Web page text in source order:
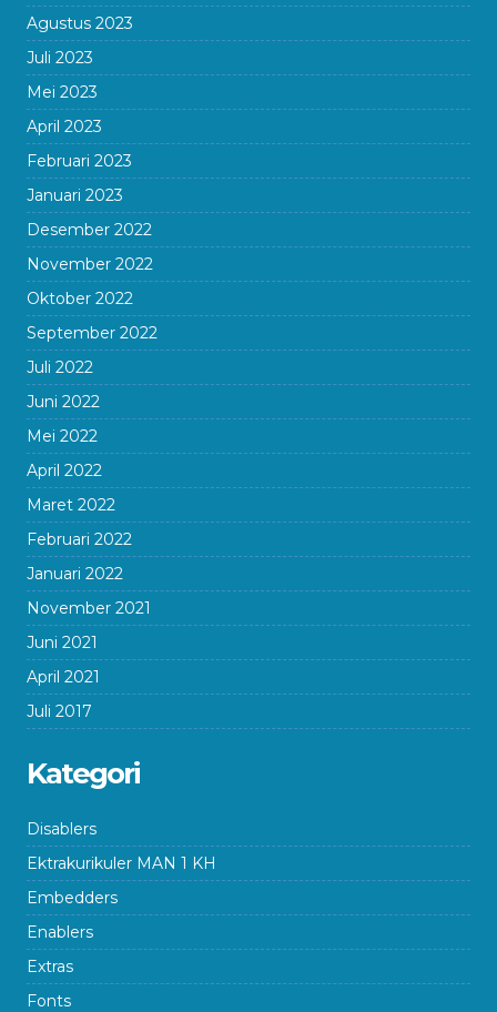
Agustus 2023
Juli 2023
Mei 2023
April 2023
Februari 2023
Januari 2023
Desember 2022
November 2022
Oktober 2022
September 2022
Juli 2022
Juni 2022
Mei 2022
April 2022
Maret 2022
Februari 2022
Januari 2022
November 2021
Juni 2021
April 2021
Juli 2017
Kategori
Disablers
Ektrakurikuler MAN 1 KH
Embedders
Enablers
Extras
Fonts